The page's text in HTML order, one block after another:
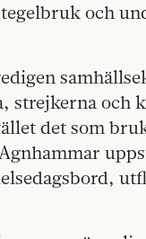
och
strejkerna och
det som